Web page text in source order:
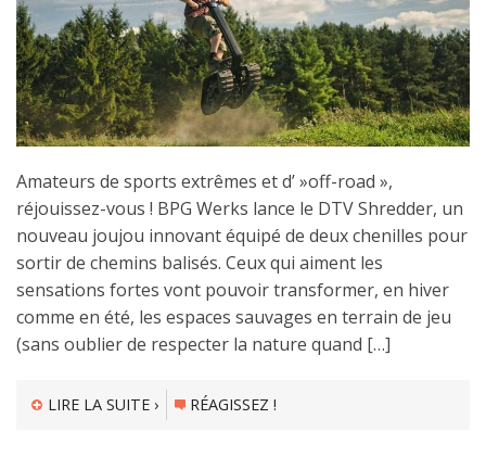
Amateurs de sports extrêmes et d’ »off-road »,
réjouissez-vous ! BPG Werks lance le DTV Shredder, un
nouveau joujou innovant équipé de deux chenilles pour
sortir de chemins balisés. Ceux qui aiment les
sensations fortes vont pouvoir transformer, en hiver
comme en été, les espaces sauvages en terrain de jeu
(sans oublier de respecter la nature quand […]
LIRE LA SUITE › RÉAGISSEZ !